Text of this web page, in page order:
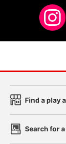
Find a play
Search for